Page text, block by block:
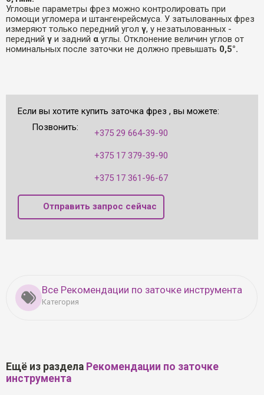
Угловые параметры фрез можно контролировать при
помощи угломера и штангенрейсмуса. У затылованных фрез
измеряют только передний угол γ, у незатылованных -
передний γ и задний α углы. Отклонение величин углов от
номинальных после заточки не должно превышать 0,5°.
Если вы хотите купить заточка фрез , вы можете:
Позвонить:
+375 29 664-39-90
+375 17 379-39-90
+375 17 361-96-67
Отправить запрос сейчас
Все Рекомендации по заточке инструмента
Категория
Ещё из раздела Рекомендации по заточке
инструмента